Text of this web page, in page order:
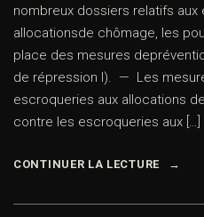
nombreux dossiers relatifs aux
allocationsde chômage, les
place des mesures
de répression I). — Les
escroqueries aux allocations
contre les escroqueries aux […]
CONTINUER LA LECTURE